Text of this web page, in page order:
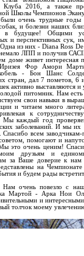
Клуба 2016, а также
Школы Чемпионов
очень трудные годы -
и болезни наших
в будущее! Общими
и перспективных сук,
из них - Diana Ross De
ЛПП и получив
живет интересная
Фор Амори
- Бон Шанс
стран, дал 7 пометов,
активно
питомник. Нам есть
свои навыки в
и читаем много
к
Мы каждый год
заболеваний. И мы
Спасибо всем
помогают и
это очень ценим!
друзьям и
за Ваше доверие к
на
и будем рады
очень повезло с
Мартой - Арка Нои
и
толчок моему